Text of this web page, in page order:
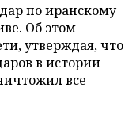
по иранскому
Об этом
утверждая, что
в истории
все